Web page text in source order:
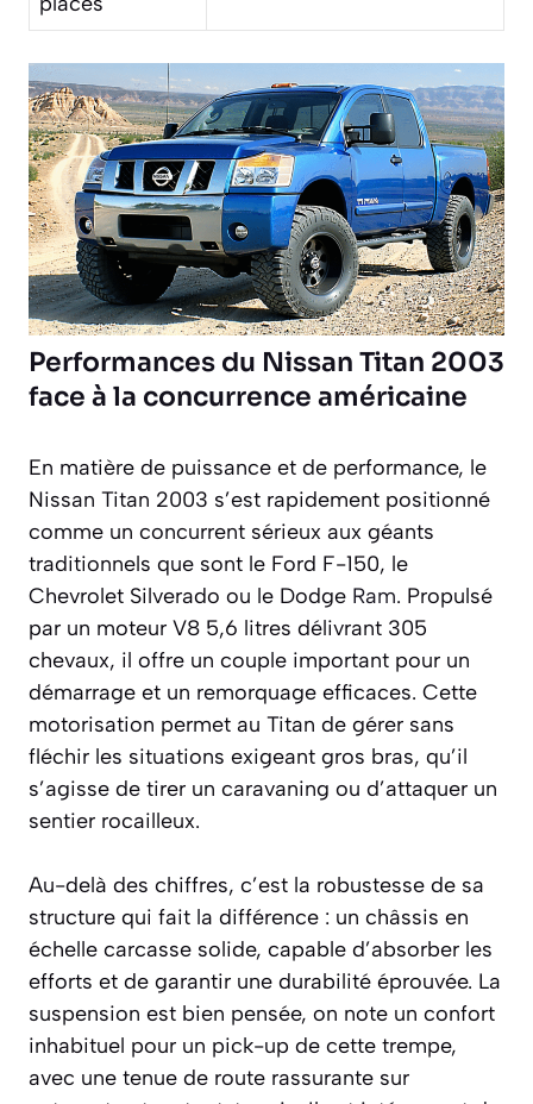
Performances du Nissan Titan 2003
face à la concurrence américaine
En matière de puissance et de performance, le
Nissan Titan 2003 s’est rapidement positionné
comme un concurrent sérieux aux géants
traditionnels que sont le Ford F-150, le
Chevrolet Silverado ou le Dodge Ram. Propulsé
par un moteur V8 5,6 litres délivrant 305
chevaux, il offre un couple important pour un
démarrage et un remorquage efficaces. Cette
motorisation permet au Titan de gérer sans
fléchir les situations exigeant gros bras, qu’il
s’agisse de tirer un caravaning ou d’attaquer un
sentier rocailleux.
Au-delà des chiffres, c’est la robustesse de sa
structure qui fait la différence : un châssis en
échelle carcasse solide, capable d’absorber les
efforts et de garantir une durabilité éprouvée. La
suspension est bien pensée, on note un confort
inhabituel pour un pick-up de cette trempe,
avec une tenue de route rassurante sur